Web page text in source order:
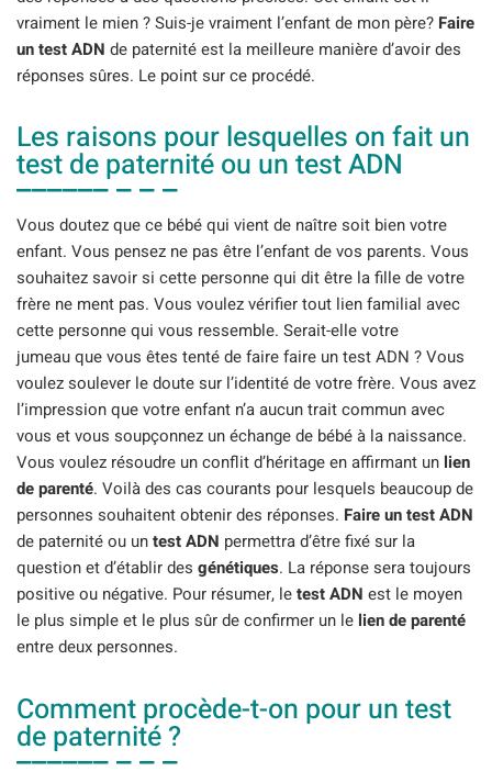
vraiment le mien ? Suis-je vraiment l’enfant de mon père? Faire
un test ADN de paternité est la meilleure manière d’avoir des
réponses sûres. Le point sur ce procédé.
Les raisons pour lesquelles on fait un
test de paternité ou un test ADN
Vous doutez que ce bébé qui vient de naître soit bien votre
enfant. Vous pensez ne pas être l’enfant de vos parents. Vous
souhaitez savoir si cette personne qui dit être la fille de votre
frère ne ment pas. Vous voulez vérifier tout lien familial avec
cette personne qui vous ressemble. Serait-elle votre
jumeau que vous êtes tenté de faire faire un test ADN ? Vous
voulez soulever le doute sur l’identité de votre frère. Vous avez
l’impression que votre enfant n’a aucun trait commun avec
vous et vous soupçonnez un échange de bébé à la naissance.
Vous voulez résoudre un conflit d’héritage en affirmant un lien
de parenté. Voilà des cas courants pour lesquels beaucoup de
personnes souhaitent obtenir des réponses. Faire un test ADN
de paternité ou untest ADN permettra d’être fixé sur la
question et d’établir des génétiques. La réponse sera toujours
positive ou négative. Pour résumer, letest ADN est le moyen
le plus simple et le plus sûr de confirmer un le lien de parenté
entre deux personnes.
Comment procède-t-on pour un test
de paternité ?